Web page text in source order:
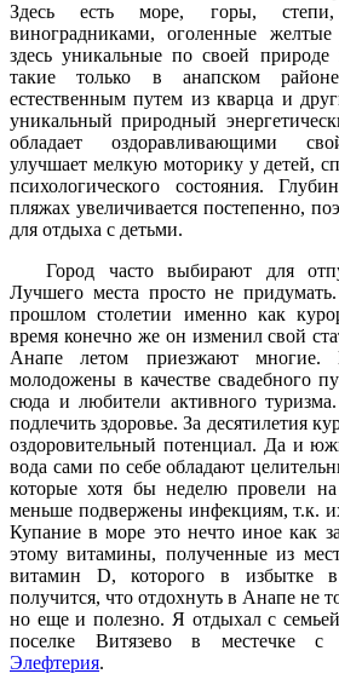
Здесь есть море, горы,
виноградниками, оголенные
здесь уникальные по своей
такие только в анапском
естественным путем из кварца и
уникальный природный
обладает оздоравливающими
улучшает мелкую моторику у детей,
психологического состояния.
пляжах увеличивается постепенно,
для отдыха с детьми.
Город часто выбирают для
Лучшего места просто не
прошлом столетии именно как
время конечно же он изменил свой
Анапе летом приезжают многие.
молодожены в качестве свадебного
сюда и любители активного
подлечить здоровье. За десятилетия
оздоровительный потенциал. Да и
вода сами по себе обладают
которые хотя бы неделю провели
меньше подвержены инфекциям, т.к.
Купание в море это нечто иное как
этому витамины, полученные из
витамин D, которого в избытке
получится, что отдохнуть в Анапе не
но еще и полезно. Я отдыхал с
поселке Витязево в местечке с
Элефтерия.